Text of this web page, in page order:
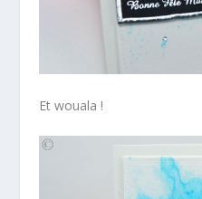
Et wouala !